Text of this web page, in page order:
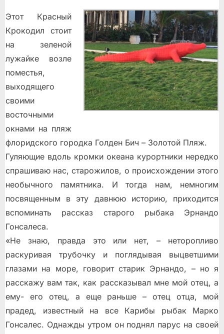
Этот Красный
Крокодил стоит
на зеленой
лужайке возле
поместья,
выходящего
своими
восточными
окнами на пляж
флоридского городка Голден Бич – Золотой Пляж.
Гуляющие вдоль кромки океана курортники нередко
спрашиваю нас, старожилов, о происхождении этого
необычного памятника. И тогда нам, немногим
посвященным в эту давнюю историю, приходится
вспоминать рассказ старого рыбака Эрнандо
Гонсалеса.
«Не знаю, правда это или нет, – неторопливо
раскуривая трубочку и поглядывая выцветшими
глазами на море, говорит старик Эрнандо, – но я
расскажу вам так, как рассказывал мне мой отец, а
ему- его отец, а еще раньше – отец отца, мой
прадед, известный на все Карибы рыбак Марко
Гонсалес. Однажды утром он поднял парус на своей